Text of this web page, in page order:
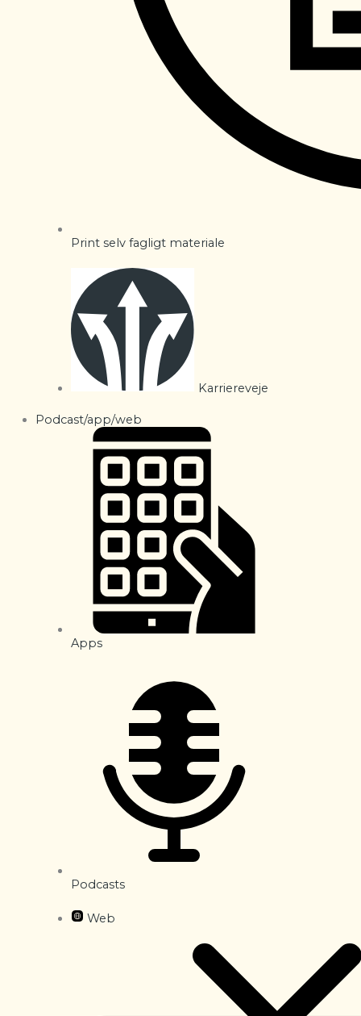
Print selv fagligt materiale
Karriereveje
Podcast/app/web
Apps
Podcasts
Web